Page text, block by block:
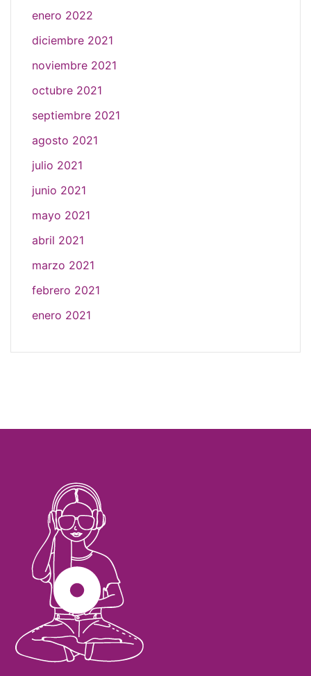
enero 2022
diciembre 2021
noviembre 2021
octubre 2021
septiembre 2021
agosto 2021
julio 2021
junio 2021
mayo 2021
abril 2021
marzo 2021
febrero 2021
enero 2021